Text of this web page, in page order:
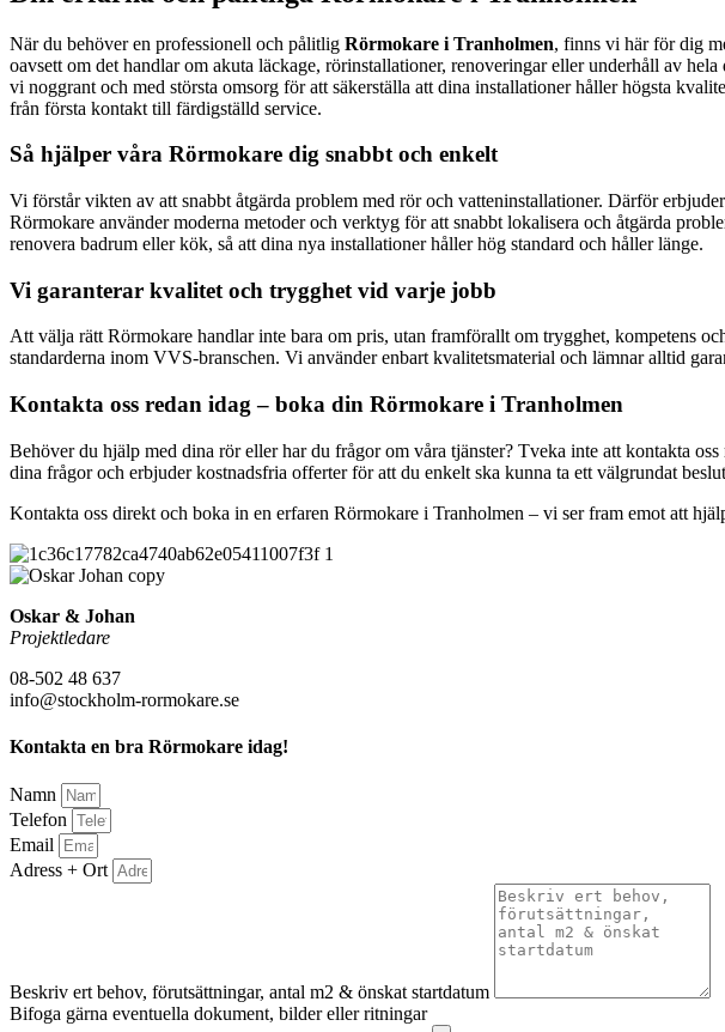
När du behöver en professionell och pålitlig Rörmokare i Tranholmen, finns vi här för dig
oavsett om det handlar om akuta läckage, rörinstallationer, renoveringar eller underhåll av
vi noggrant och med största omsorg för att säkerställa att dina installationer håller högsta
från första kontakt till färdigställd service.
Så hjälper våra Rörmokare dig snabbt och enkelt
Vi förstår vikten av att snabbt åtgärda problem med rör och vatteninstallationer. Därför
Rörmokare använder moderna metoder och verktyg för att snabbt lokalisera och åtgärda
renovera badrum eller kök, så att dina nya installationer håller hög standard och håller länge.
Vi garanterar kvalitet och trygghet vid varje jobb
Att välja rätt Rörmokare handlar inte bara om pris, utan framförallt om trygghet, kompetens
standarderna inom VVS-branschen. Vi använder enbart kvalitetsmaterial och lämnar alltid
Kontakta oss redan idag – boka din Rörmokare i Tranholmen
Behöver du hjälp med dina rör eller har du frågor om våra tjänster? Tveka inte att kontakta
dina frågor och erbjuder kostnadsfria offerter för att du enkelt ska kunna ta ett välgrundat
Kontakta oss direkt och boka in en erfaren Rörmokare i Tranholmen – vi ser fram emot att
Oskar & Johan
Projektledare
08-502 48 637
info@stockholm-rormokare.se
Kontakta en bra Rörmokare idag!
Namn
Telefon
Email
Adress + Ort
Beskriv ert behov, förutsättningar, antal m2 & önskat startdatum
Bifoga gärna eventuella dokument, bilder eller ritningar